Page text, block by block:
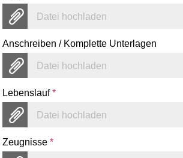
Datei hochladen
Anschreiben / Komplette Unterlagen
Datei hochladen
Lebenslauf*
Datei hochladen
Zeugnisse*